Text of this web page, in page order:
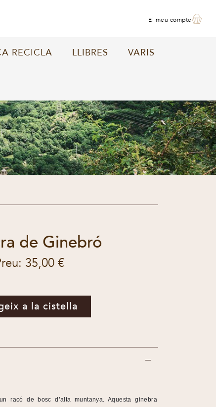
el meu compte
RECICLA LLIBRES VARIS
de Ginebró
35,00 €
a la cistella
racó de bosc d’alta muntanya. Aquesta ginebra